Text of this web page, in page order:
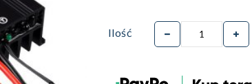
Ilość